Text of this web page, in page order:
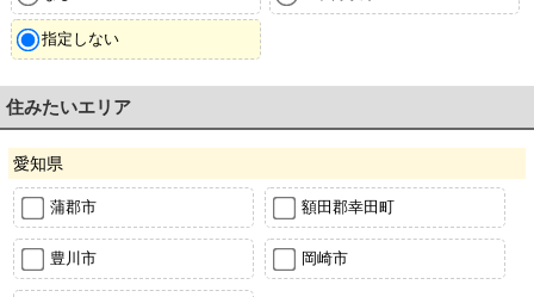
指定しない
住みたいエリア
愛知県
蒲郡市 額田郡幸田町
豊川市 岡崎市